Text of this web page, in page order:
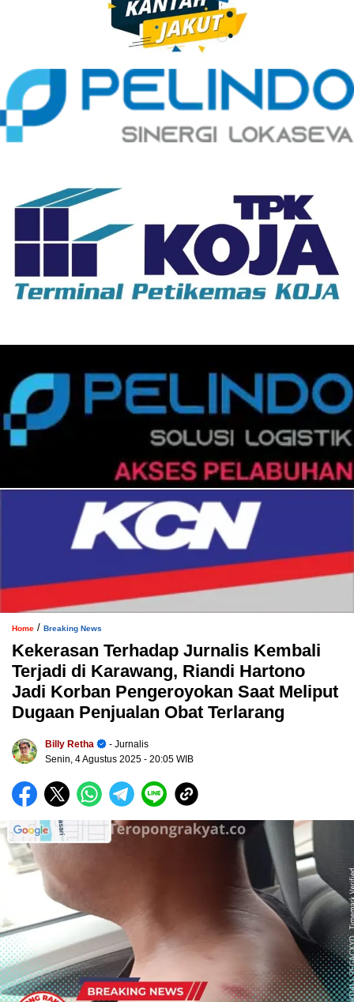
Home / Breaking News
Kekerasan Terhadap Jurnalis Kembali
Terjadi di Karawang, Riandi Hartono
Jadi Korban Pengeroyokan Saat Meliput
Dugaan Penjualan Obat Terlarang
Billy Retha
- Jurnalis
Senin, 4 Agustus 2025 - 20:05 WIB